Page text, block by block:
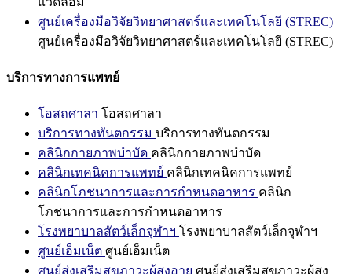
ศูนย์เครื่องมือวิจัยวิทยาศาสตร์และเทคโนโลยี (STREC)
ศูนย์เครื่องมือวิจัยวิทยาศาสตร์และเทคโนโลยี (STREC)
บริการทางการแพทย์
โอสถศาลา โอสถศาลา
บริการทางทันตกรรม บริการทางทันตกรรม
คลินิกกายภาพบำบัด คลินิกกายภาพบำบัด
คลินิกเทคนิคการแพทย์ คลินิกเทคนิคการแพทย์
คลินิกโภชนาการและการกำหนดอาหาร คลินิก
โภชนาการและการกำหนดอาหาร
โรงพยาบาลสัตว์เล็กจุฬาฯ โรงพยาบาลสัตว์เล็กจุฬาฯ
ศูนย์เอ็มเน็ต ศูนย์เอ็มเน็ต
ศูนย์ส่งเสริมสุขภาวะผู้สูงอายุ ศูนย์ส่งเสริมสุขภาวะผู้สูง